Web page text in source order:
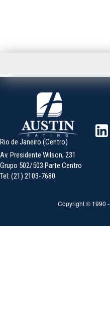
Rio de Janeiro (Centro)
Av. Presidente Wilson, 231
Grupo 502/503 Parte Centro
Tel: (21) 2103-7680
Copyright © 1990 -